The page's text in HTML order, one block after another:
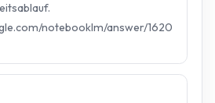
notebooklm/answer/1620